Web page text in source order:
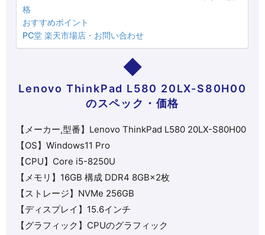
格
おすすめポイント
PC堂 楽天市場店・お問い合わせ
Lenovo ThinkPad L580 20LX-S80H00
のスペック・価格
【メーカー,型番】Lenovo ThinkPad L580 20LX-S80H00
【OS】Windows11 Pro
【CPU】 Core i5-8250U
【メモリ】16GB 構成 DDR4 8GB×2枚
【ストレージ】NVMe 256GB
【ディスプレイ】15.6インチ
【グラフィック】CPUのグラフィック